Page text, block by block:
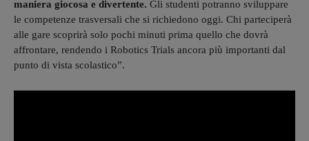
maniera giocosa e divertente. Gli studenti potranno sviluppare
le competenze trasversali che si richiedono oggi. Chi parteciperà
alle gare scoprirà solo pochi minuti prima quello che dovrà
affrontare, rendendo i Robotics Trials ancora più importanti dal
punto di vista scolastico”.